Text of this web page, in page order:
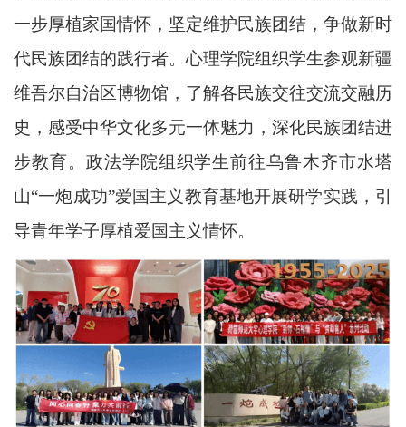
一步厚植家国情怀，坚定维护民族团结，争做新时
代民族团结的践行者。心理学院组织学生参观新疆
维吾尔自治区博物馆，了解各民族交往交流交融历
史，感受中华文化多元一体魅力，深化民族团结进
步教育。政法学院组织学生前往乌鲁木齐市水塔
山“一炮成功”爱国主义教育基地开展研学实践，引
导青年学子厚植爱国主义情怀。